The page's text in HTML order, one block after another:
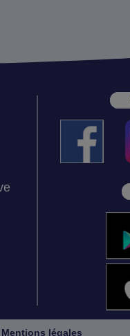
Mentions légales